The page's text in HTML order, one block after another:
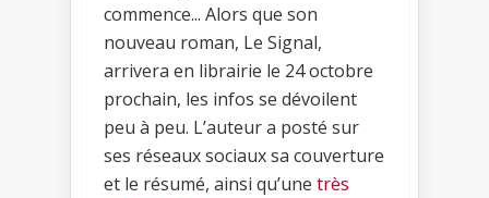
commence... Alors que son
nouveau roman, Le Signal,
arrivera en librairie le 24 octobre
prochain, les infos se dévoilent
peu à peu. L’auteur a posté sur
ses réseaux sociaux sa couverture
et le résumé, ainsi qu’une très